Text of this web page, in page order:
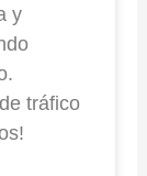
y
tráfico